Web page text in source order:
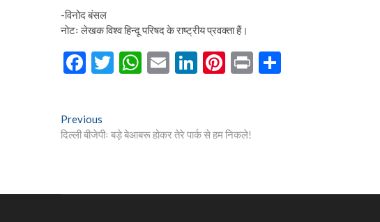
-विनोद बंसल
नोटः लेखक विश्व हिन्दू परिषद के राष्ट्रीय प्रवक्ता हैं।
F
b
k
T
er
W
s
p
E
l
Li
dI
Pi
es
Pr
Post
navigation
Previous
post:
दिल्ली बीजेपीः बड़े बेआबरू होकर तेरे पार्क से हम निकले!